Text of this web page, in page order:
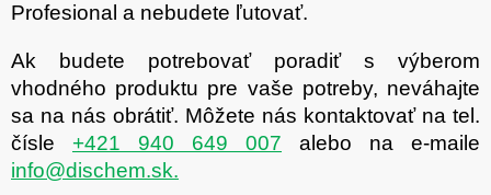
Profesional a nebudete ľutovať.
Ak budete potrebovať poradiť s výberom
vhodného produktu pre vaše potreby, neváhajte
sa na nás obrátiť. Môžete nás kontaktovať na tel.
čísle +421 940 649 007 alebo na e-maile
info@dischem.sk.